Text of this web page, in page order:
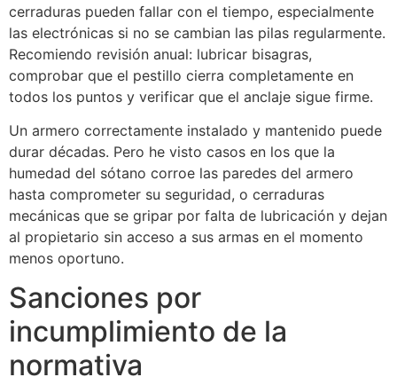
cerraduras pueden fallar con el tiempo, especialmente
las electrónicas si no se cambian las pilas regularmente.
Recomiendo revisión anual: lubricar bisagras,
comprobar que el pestillo cierra completamente en
todos los puntos y verificar que el anclaje sigue firme.
Un armero correctamente instalado y mantenido puede
durar décadas. Pero he visto casos en los que la
humedad del sótano corroe las paredes del armero
hasta comprometer su seguridad, o cerraduras
mecánicas que se gripar por falta de lubricación y dejan
al propietario sin acceso a sus armas en el momento
menos oportuno.
Sanciones por
incumplimiento de la
normativa